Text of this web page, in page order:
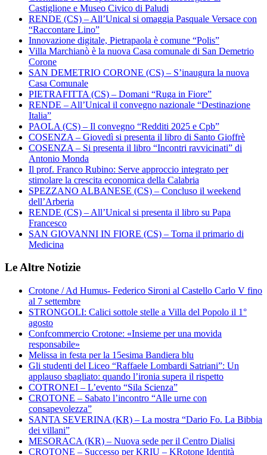
Castiglione e Museo Civico di Paludi
RENDE (CS) – All’Unical si omaggia Pasquale Versace con
“Raccontare Lino”
Innovazione digitale, Pietrapaola è comune “Polis”
Villa Marchianò è la nuova Casa comunale di San Demetrio
Corone
SAN DEMETRIO CORONE (CS) – S’inaugura la nuova
Casa Comunale
PIETRAFITTA (CS) – Domani “Ruga in Fiore”
RENDE – All’Unical il convegno nazionale “Destinazione
Italia”
PAOLA (CS) – Il convegno “Redditi 2025 e Cpb”
COSENZA – Giovedì si presenta il libro di Santo Gioffrè
COSENZA – Si presenta il libro “Incontri ravvicinati” di
Antonio Monda
Il prof. Franco Rubino: Serve approccio integrato per
stimolare la crescita economica della Calabria
SPEZZANO ALBANESE (CS) – Concluso il weekend
dell’Arberia
RENDE (CS) – All’Unical si presenta il libro su Papa
Francesco
SAN GIOVANNI IN FIORE (CS) – Torna il primario di
Medicina
Le Altre Notizie
Crotone / Ad Humus- Federico Sironi al Castello Carlo V fino
al 7 settembre
STRONGOLI: Calici sottole stelle a Villa del Popolo il 1°
agosto
Confcommercio Crotone: «Insieme per una movida
responsabile»
Melissa in festa per la 15esima Bandiera blu
Gli studenti del Liceo “Raffaele Lombardi Satriani”: Un
applauso sbagliato: quando l’ironia supera il rispetto
COTRONEI – L’evento “Sila Scienza”
CROTONE – Sabato l’incontro “Alle urne con
consapevolezza”
SANTA SEVERINA (KR) – La mostra “Dario Fo. La Bibbia
dei villani”
MESORACA (KR) – Nuova sede per il Centro Dialisi
CROTONE – Successo per KRIU – KRotone Identità